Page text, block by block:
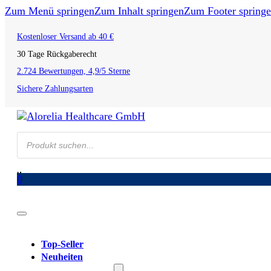
Zum Menü springenZum Inhalt springenZum Footer
Kostenloser Versand ab 40 €
30 Tage Rückgaberecht
2.724 Bewertungen, 4,9/5 Sterne
Sichere Zahlungsarten
Products
search
0
Top-Seller
Neuheiten